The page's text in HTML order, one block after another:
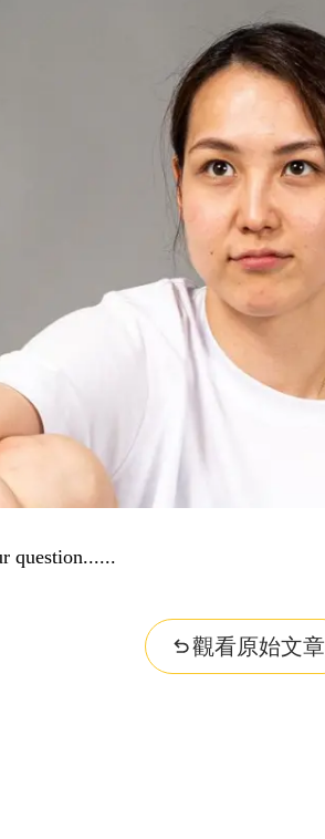
question...
觀看原始文章